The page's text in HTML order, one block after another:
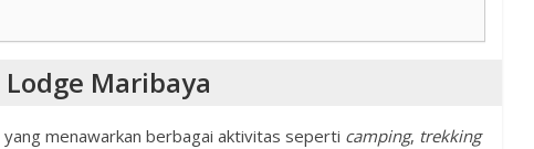
Maribaya
menawarkan berbagai aktivitas seperti camping, trekking